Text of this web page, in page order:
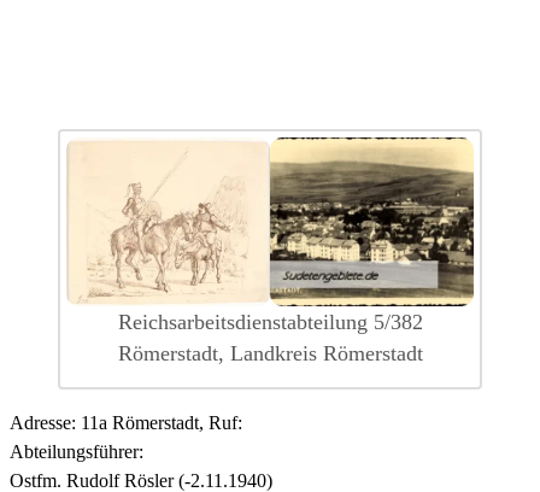
Reichsarbeitsdienstabteilung 5/382
Römerstadt, Landkreis Römerstadt
Adresse: 11a Römerstadt, Ruf:
Abteilungsführer:
Ostfm. Rudolf Rösler (-2.11.1940)